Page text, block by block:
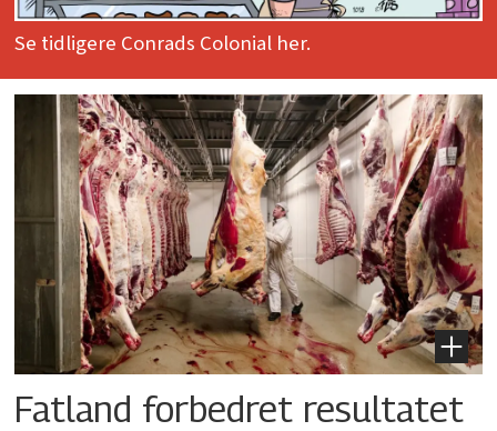
Se tidligere Conrads Colonial her.
Fatland forbedret resultatet